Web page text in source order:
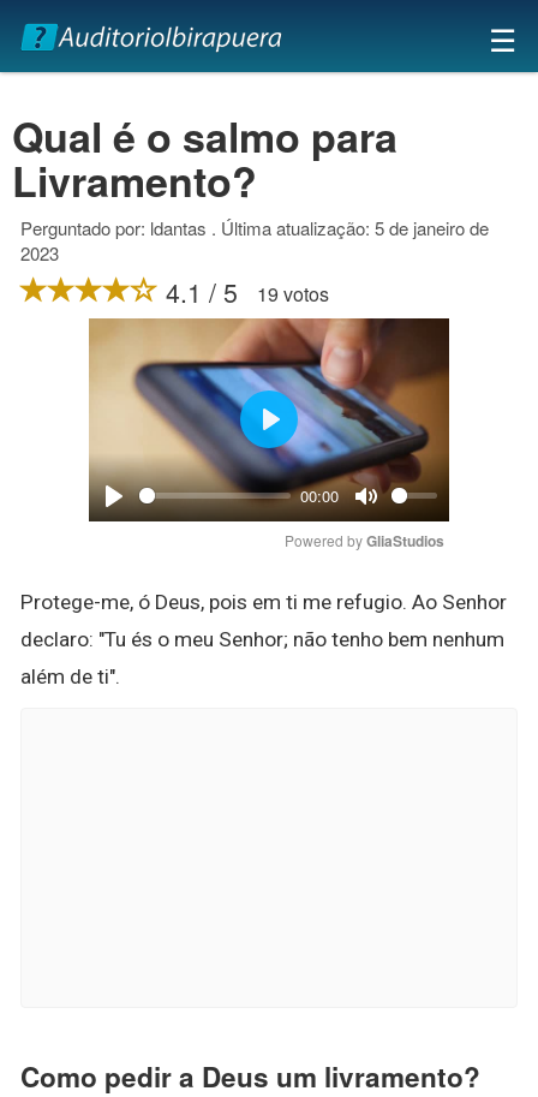
×
☰
Qual é o salmo para
Livramento?
Perguntado por: ldantas . Última atualização: 5 de janeiro de
2023
4.1 / 5 19 votos
Play
00:00
Mute
Play
Powered by GliaStudios
Protege-me, ó Deus, pois em ti me refugio. Ao Senhor
declaro: "Tu és o meu Senhor; não tenho bem nenhum
além de ti".
Como pedir a Deus um livramento?